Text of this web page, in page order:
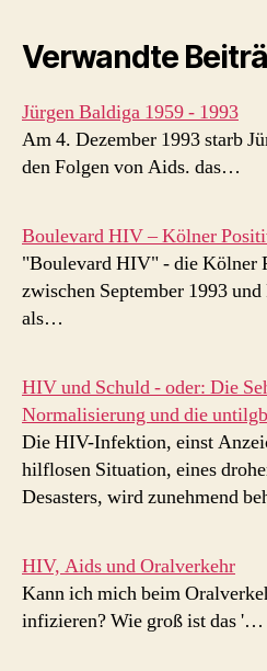
Verwandte
Jürgen Baldiga 1959 - 1993
Am 4. Dezember 1993 starb
den Folgen von Aids. das…
Boulevard HIV – Kölner
"Boulevard HIV" - die Kölner
zwischen September 1993
als…
HIV und Schuld - oder: Die
Normalisierung und die
Die HIV-Infektion, einst
hilflosen Situation, eines
Desasters, wird zunehmend
HIV, Aids und Oralverkehr
Kann ich mich beim
infizieren? Wie groß ist das '…